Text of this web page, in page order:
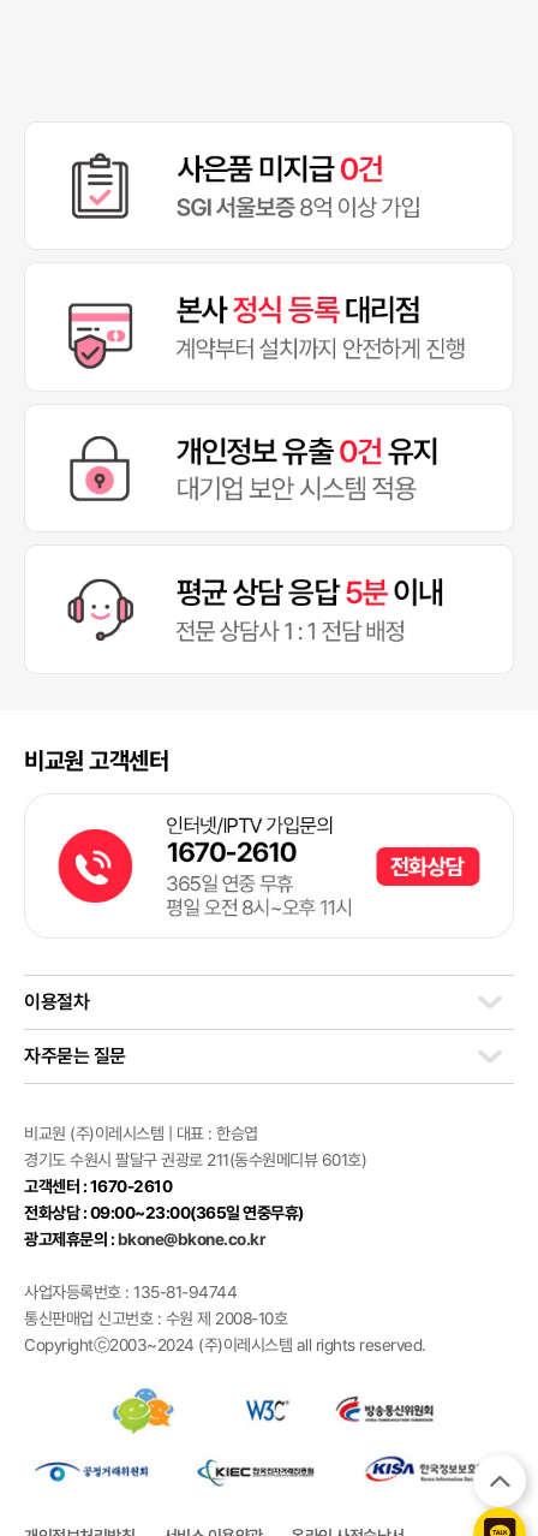
비교원 고객센터
이용절차
자주묻는 질문
비교원 (주)이레시스템 | 대표 : 한승엽
경기도 수원시 팔달구 권광로 211(동수원메디뷰 601호)
고객센터 : 1670-2610
전화상담 : 09:00~23:00(365일 연중무휴)
광고제휴문의 :bkone@bkone.co.kr
사업자등록번호 : 135-81-94744
통신판매업 신고번호 : 수원 제 2008-10호
Copyrightⓒ2003~2024 (주)이레시스템 all rights reserved.